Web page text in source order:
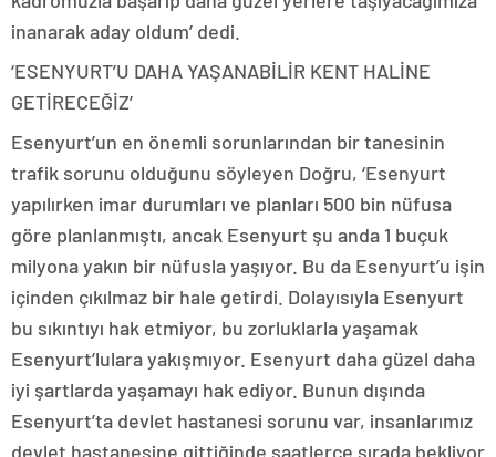
inanarak aday oldum’ dedi.
‘ESENYURT’U DAHA YAŞANABİLİR KENT HALİNE
GETİRECEĞİZ’
Esenyurt’un en önemli sorunlarından bir tanesinin
trafik sorunu olduğunu söyleyen Doğru, ‘Esenyurt
yapılırken imar durumları ve planları 500 bin nüfusa
göre planlanmıştı, ancak Esenyurt şu anda 1 buçuk
milyona yakın bir nüfusla yaşıyor. Bu da Esenyurt’u işin
içinden çıkılmaz bir hale getirdi. Dolayısıyla Esenyurt
bu sıkıntıyı hak etmiyor, bu zorluklarla yaşamak
Esenyurt’lulara yakışmıyor. Esenyurt daha güzel daha
iyi şartlarda yaşamayı hak ediyor. Bunun dışında
Esenyurt’ta devlet hastanesi sorunu var, insanlarımız
devlet hastanesine gittiğinde saatlerce sırada bekliyor